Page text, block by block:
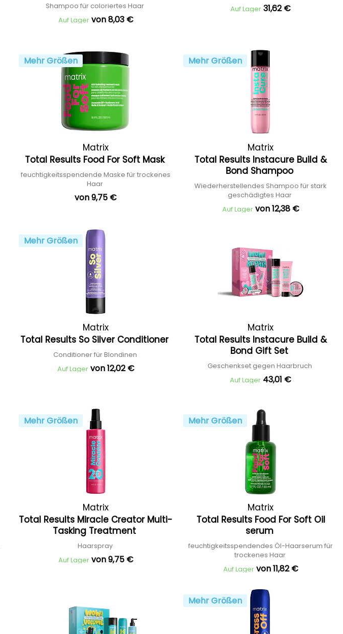
Shampoo für coloriertes Haar
Auf Lager von 8,03 €
Auf Lager 31,62 €
Mehr Größen
Matrix
Total Results Food For Soft Mask
feuchtigkeitsspendende Maske für trockenes
Haar
von 9,75 €
Mehr Größen
Matrix
Total Results Instacure Build &
Bond Shampoo
Wiederherstellendes Shampoo für stark
geschädigtes Haar
Auf Lager von 12,38 €
Mehr Größen
Matrix
Total Results So Silver Conditioner
Conditioner für Blondinen
Auf Lager von 12,02 €
Matrix
Total Results Instacure Build &
Bond Gift Set
Geschenkset gegen Haarbruch
Auf Lager 43,01 €
Mehr Größen
Matrix
Total Results Miracle Creator Multi-
Tasking Treatment
Haarspray
Auf Lager von 9,75 €
Mehr Größen
Matrix
Total Results Food For Soft Oil
serum
feuchtigkeitsspendendes Öl-Haarserum für
trockenes Haar
Auf Lager von 11,82 €
Mehr Größen